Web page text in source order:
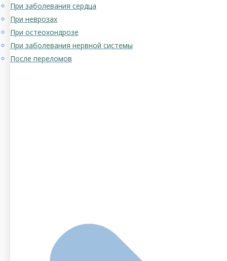
При заболевания сердца
При неврозах
При остеохондрозе
При заболевания нервной системы
После переломов